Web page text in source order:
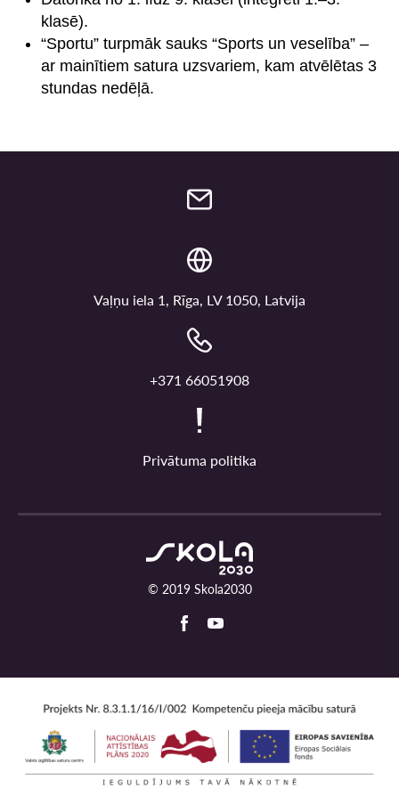
klasē).
“Sportu” turpmāk sauks “Sports un veselība” –
ar mainītiem satura uzsvariem, kam atvēlētas 3
stundas nedēļā.
Vaļņu iela 1, Rīga, LV 1050, Latvija
+371 66051908
Privātuma politika
© 2019 Skola2030